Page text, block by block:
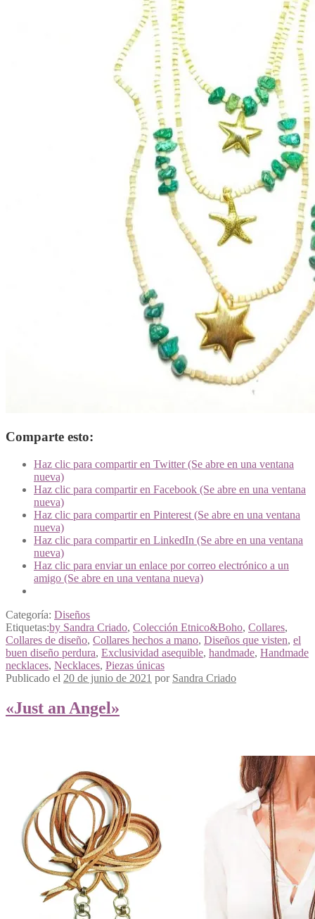
Comparte esto:
Haz clic para compartir en Twitter (Se abre en una ventana
nueva)
Haz clic para compartir en Facebook (Se abre en una ventana
nueva)
Haz clic para compartir en Pinterest (Se abre en una ventana
nueva)
Haz clic para compartir en LinkedIn (Se abre en una ventana
nueva)
Haz clic para enviar un enlace por correo electrónico a un
amigo (Se abre en una ventana nueva)
Categoría: Diseños
Etiquetas:by Sandra Criado, Colección Etnico&Boho, Collares,
Collares de diseño, Collares hechos a mano, Diseños que visten, el
buen diseño perdura, Exclusividad asequible, handmade, Handmade
necklaces, Necklaces, Piezas únicas
Publicado el 20 de junio de 2021 por Sandra Criado
«Just an Angel»